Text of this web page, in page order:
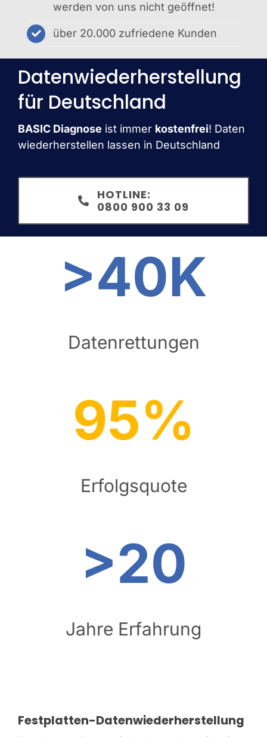
werden von uns nicht geöffnet!
über 20.000 zufriedene Kunden
Datenwiederherstellung
für Deutschland
BASIC Diagnose ist immer kostenfrei! Daten
wiederherstellen lassen in Deutschland
HOTLINE:
0800 900 33 09
>40K
Datenrettungen
95%
Erfolgsquote
>20
Jahre Erfahrung
Festplatten-Datenwiederherstellung